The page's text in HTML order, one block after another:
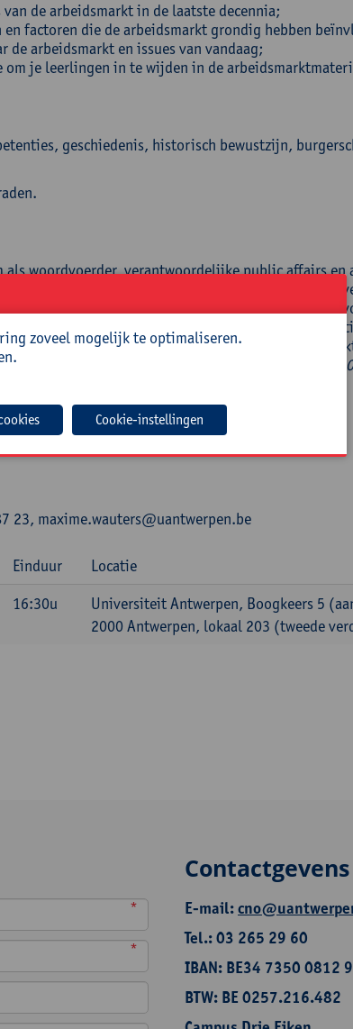
de arbeidsmarkt in de laatste decennia;
factoren die de arbeidsmarkt grondig hebben
arbeidsmarkt en issues van vandaag;
om je leerlingen in te wijden in de
geschiedenis, historisch bewustzijn,
als woordvoerder, verantwoordelijke public affairs en
is hij een veelgevraagd adviseur en spreker
vlak, onder andere voor de Hoge Raad
Labour Organisation, Europese Unie en
onafgebroken het reilen en zeilen op de
aan ’t werk! En andere arbeidsmarktverhalen 1974-
23, maxime.wauters@uantwerpen.be
Einduur
Locatie
16:30u
Universiteit Antwerpen, Boogkeers 5
2000 Antwerpen, lokaal 203 (tweede
*
*
Contactgevens
E-mail:
Tel.: 03 265 29 60
IBAN: BE34 7350 0812
BTW: BE 0257.216.482
zoveel mogelijk te optimaliseren.
Cookie-instellingen